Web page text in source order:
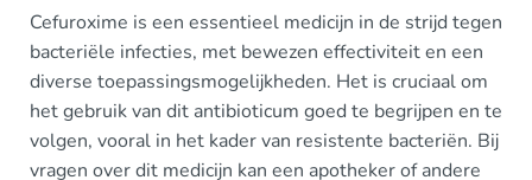
Cefuroxime is een essentieel medicijn in de strijd tegen
bacteriële infecties, met bewezen effectiviteit en een
diverse toepassingsmogelijkheden. Het is cruciaal om
het gebruik van dit antibioticum goed te begrijpen en te
volgen, vooral in het kader van resistente bacteriën. Bij
vragen over dit medicijn kan een apotheker of andere